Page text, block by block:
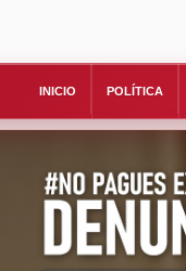
INICIO POLÍTICA